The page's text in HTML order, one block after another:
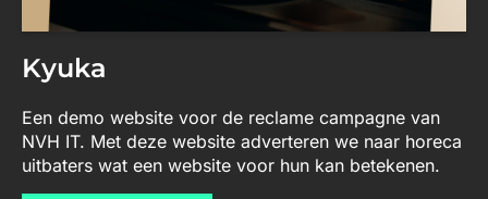
Kyuka
Een demo website voor de reclame campagne van
NVH IT. Met deze website adverteren we naar horeca
uitbaters wat een website voor hun kan betekenen.